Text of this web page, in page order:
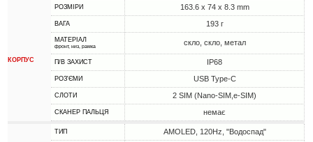
КОРПУС
РОЗМІРИ 163.6 x 74 x 8.3 mm
ВАГА 193 г
МАТЕРІАЛ
фронт, низ, рамка скло, скло, метал
П/В ЗАХИСТ IP68
РОЗ'ЄМИ USB Type-C
СЛОТИ 2 SIM (Nano-SIM,e-SIM)
СКАНЕР ПАЛЬЦЯ немає
ТИП AMOLED, 120Hz, "Водоспад"